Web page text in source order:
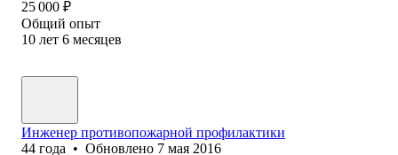
25 000 ₽
Общий опыт
10 лет 6 месяцев
Инженер противопожарной профилактики
44 года • Обновлено 7 мая 2016